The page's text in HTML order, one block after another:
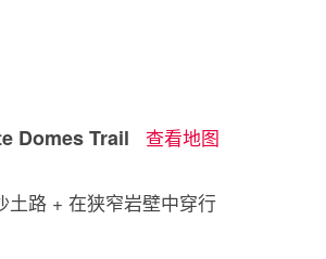
Domes Trail 查看地图
土路 + 在狭窄岩壁中穿行